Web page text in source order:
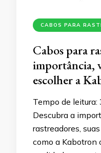
CABOS PARA
Cabos para
importância,
escolher a
Tempo de leitura:
Descubra a
rastreadores,
como a Kabotron